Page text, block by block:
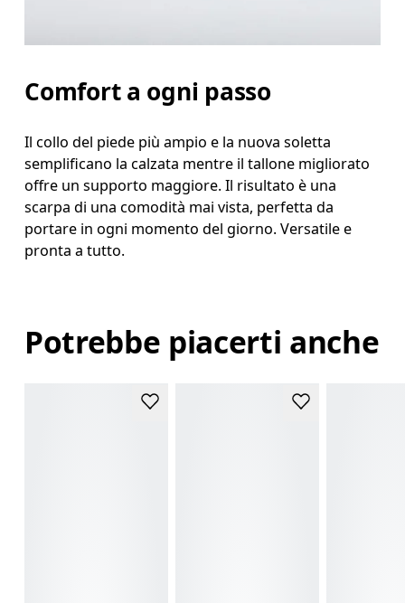
Comfort a ogni passo
Il collo del piede più ampio e la nuova soletta
semplificano la calzata mentre il tallone migliorato
offre un supporto maggiore. Il risultato è una
scarpa di una comodità mai vista, perfetta da
portare in ogni momento del giorno. Versatile e
pronta a tutto.
Potrebbe piacerti anche